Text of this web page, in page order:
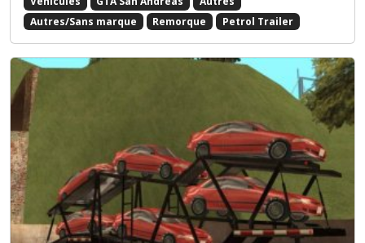
Autres/Sans marque
Remorque Petrol Trailer